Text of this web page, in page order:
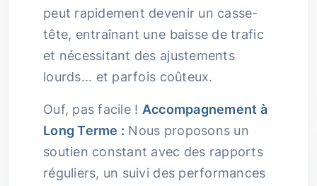
peut rapidement devenir un casse-
tête, entraînant une baisse de trafic
et nécessitant des ajustements
lourds... et parfois coûteux.
Ouf, pas facile ! Accompagnement à
Long Terme : Nous proposons un
soutien constant avec des rapports
réguliers, un suivi des performances